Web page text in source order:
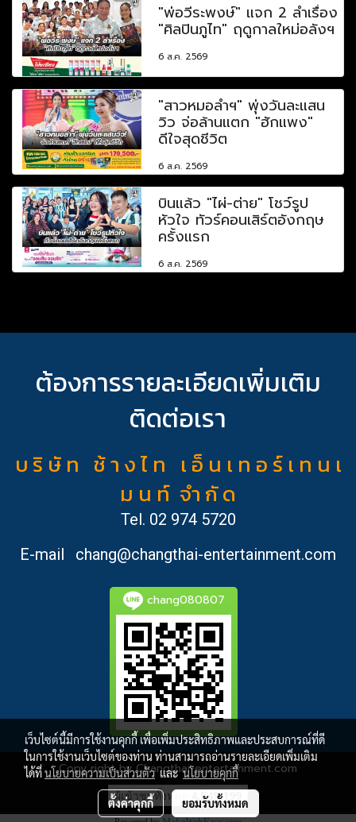
"พ่อวีระพงษ์" แจก 2 ลำเรื่อง
"ศิลปินภูไท" ฤดูกาลใหม่อลังฯ
6 ส.ค. 2569
"สาวหมอลำฯ" พุ่งวันละแสน
วิว จ่อล้านแตก "ฮักแพง"
ดีใจสุดชีวิต
6 ส.ค. 2569
บินแล้ว "ไผ่-ต่าย" โชว์รูป
หัวใจ ทัวร์คอนเสิร์ตอังกฤษ
ครั้งแรก
6 ส.ค. 2569
ต้องการรายละเอียดเพิ่มเติม
ติดต่อเรา
บ ริ ษั ท ช้ า ง ไ ท เ อ็ น เ ท อ ร์ เ ท น เ
ม น ท์ จำ กั ด
Tel. 02 974 5720
E-mail
chang@changthai-entertainment.com
chang080807
Copy right by Changthai-entertainment.com
ผู้เข้าชมทั้งหมด 4,549,199
เว็บไซต์นี้มีการใช้งานคุกกี้ เพื่อเพิ่มประสิทธิภาพและประสบการณ์ที่ดี
ในการใช้งานเว็บไซต์ของท่าน ท่านสามารถอ่านรายละเอียดเพิ่มเติม
ได้ที่นโยบายความเป็นส่วนตัวและนโยบายคุกกี้
ตั้งค่าคุกกี้ ยอมรับทั้งหมด